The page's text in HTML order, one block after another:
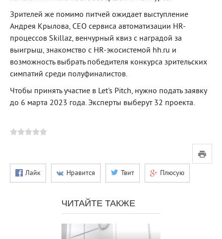
Зрителей же помимо питчей ожидает выступление
Андрея Крылова, CEO сервиса автоматизации HR-
процессов Skillaz, венчурный квиз с наградой за
выигрыш, знакомство с HR-экосистемой hh.ru и
возможность выбрать победителя конкурса зрительских
симпатий среди полуфиналистов.
Чтобы принять участие в Let's Pitch, нужно подать заявку
до 6 марта 2023 года. Эксперты выберут 32 проекта.
Лайк Нравится Твит Плюсую
ЧИТАЙТЕ ТАКЖЕ